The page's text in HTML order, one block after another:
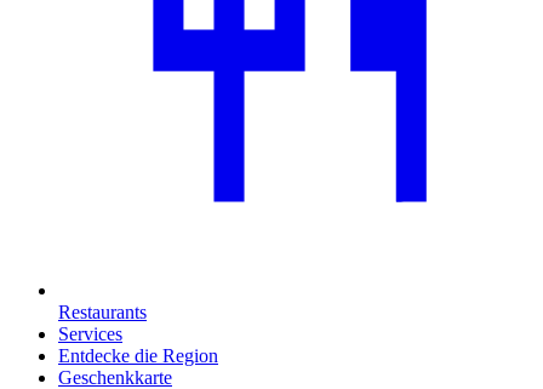
Restaurants
Services
Entdecke die Region
Geschenkkarte